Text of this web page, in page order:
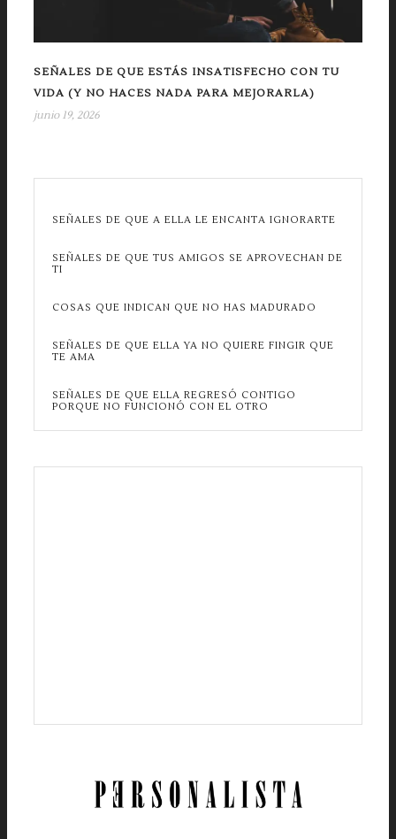
SEÑALES DE QUE ESTÁS INSATISFECHO CON TU
VIDA (Y NO HACES NADA PARA MEJORARLA)
junio 19, 2026
SEÑALES DE QUE A ELLA LE ENCANTA IGNORARTE
SEÑALES DE QUE TUS AMIGOS SE APROVECHAN DE
TI
COSAS QUE INDICAN QUE NO HAS MADURADO
SEÑALES DE QUE ELLA YA NO QUIERE FINGIR QUE
TE AMA
SEÑALES DE QUE ELLA REGRESÓ CONTIGO
PORQUE NO FUNCIONÓ CON EL OTRO